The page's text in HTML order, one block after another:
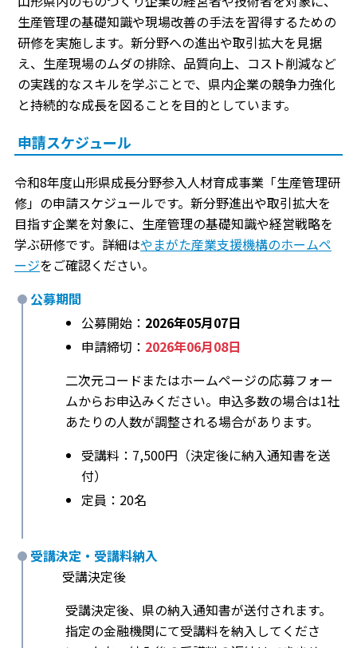
生産管理の基礎知識や現場改善の手法を習得するための
研修を実施します。新分野への進出や取引拡大を見据
え、生産現場のムダの排除、品質向上、コスト削減など
の実践的なスキルを学ぶことで、県内企業の競争力強化
と持続的な成長を図ることを目的としています。
申請スケジュール
令和8年度山形県成長分野参入人材育成事業「生産管理研
修」の申請スケジュールです。新分野進出や取引拡大を
目指す企業を対象に、生産管理の基礎知識や経営戦略を
学ぶ研修です。詳細はやまがた産業支援機構のホームペ
ージをご確認ください。
公募期間
公募開始： 2026年05月07日
申請締切： 2026年06月08日
二次元コードまたはホームページの応募フォー
ムからお申込みください。申込多数の場合は1社
あたりの人数が調整される場合があります。
受講料：7,500円（決定後に納入通知書を送
付）
定員：20名
受講決定・受講料納入
受講決定後
受講決定後、県の納入通知書が送付されます。
指定の金融機関にて受講料を納入してくださ